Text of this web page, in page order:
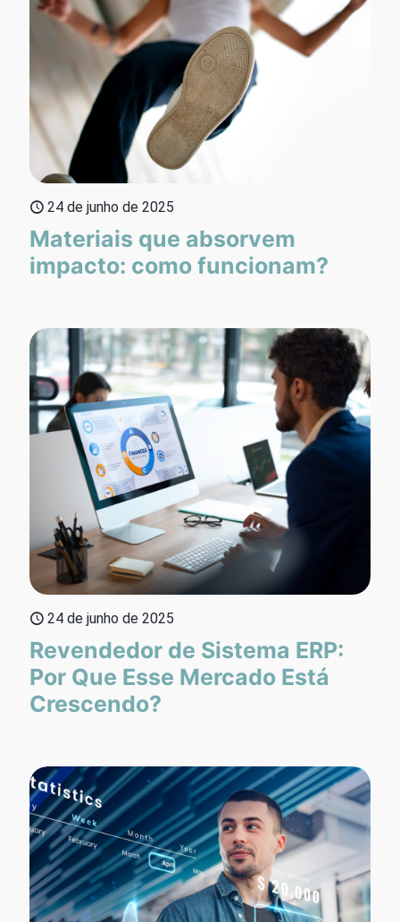
24 de junho de 2025
Materiais que absorvem
impacto: como funcionam?
24 de junho de 2025
Revendedor de Sistema ERP:
Por Que Esse Mercado Está
Crescendo?